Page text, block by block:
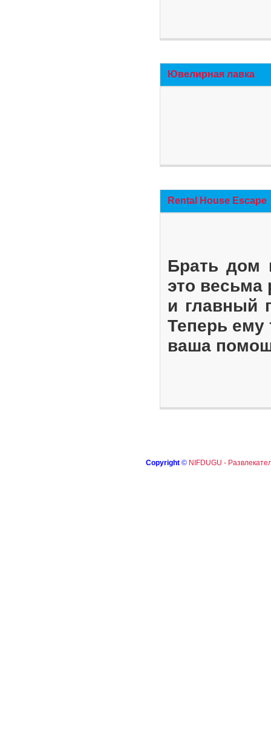
Ювелирная лавка
Rental House Escape
Брать дом
это весьма
и главный
Теперь ему
ваша
Copyright © NIFDUGU -